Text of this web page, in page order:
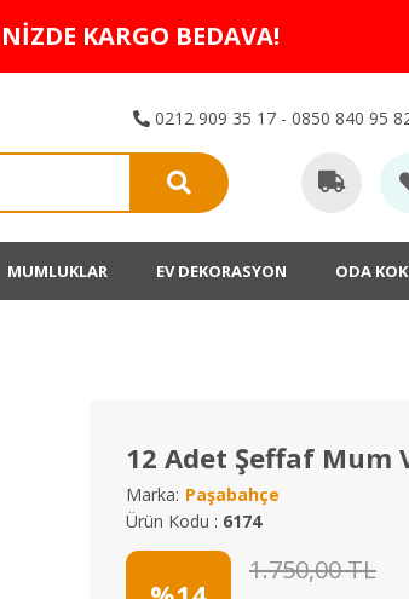
KARGO BEDAVA!
0212 909 35 17 - 0850 840 95
MUMLUKLAR EV DEKORASYON ODA
12 Adet Şeffaf Mum
Marka: Paşabahçe
Ürün Kodu : 6174
1.750,00 TL